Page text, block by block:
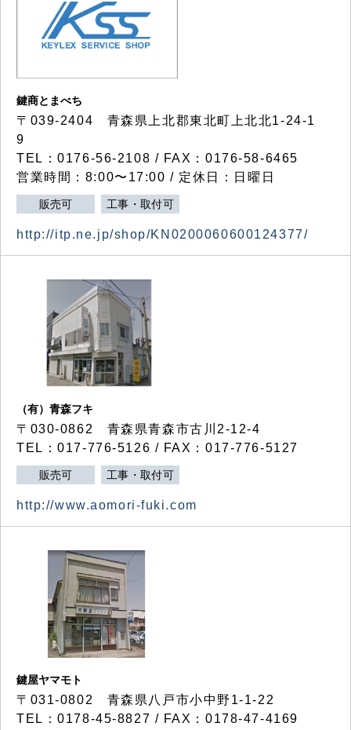
鍵商とまべち
〒039-2404 青森県上北郡東北町上北北1-24-1
9
TEL：0176-56-2108 / FAX：0176-58-6465
営業時間：8:00〜17:00 / 定休日：日曜日
販売可 工事・取付可
http://itp.ne.jp/shop/KN0200060600124377/
（有）青森フキ
〒030-0862 青森県青森市古川2-12-4
TEL：017-776-5126 / FAX：017-776-5127
販売可 工事・取付可
http://www.aomori-fuki.com
鍵屋ヤマモト
〒031-0802 青森県八戸市小中野1-1-22
TEL：0178-45-8827 / FAX：0178-47-4169